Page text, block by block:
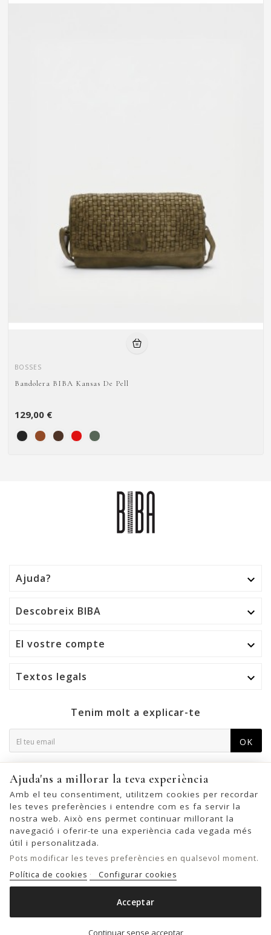
BOSSES
Bandolera BIBA Kansas De Pell
129,00 €
MALETA GRAN BIBA LILA G 
Ajuda? 
Descobreix BIBA 
El vostre compte 
Textos legals 
Tenim molt a explicar-te
OK
això, trobeu la nostra informació de contacte a l'avís legal.
Ajuda'ns a millorar la teva experiència
Amb el teu consentiment, utilitzem cookies per recordar
les teves preferències i entendre com es fa servir la
nostra web. Això ens permet continuar millorant la
navegació i oferir-te una experiència cada vegada més
útil i personalitzada.
Pots modificar les teves preferències en qualsevol moment.
Política de cookies
Configurar cookies
Continuar sense acceptar
Acceptar
© 2026 - United Bags Company S.L. - Todos los derechos reservados.
Inscrita en el Registro Mercantil de Barcelona, Tomo 33286, Libro 228637,
Folio 0083, Sección general, Inscripción 1ª